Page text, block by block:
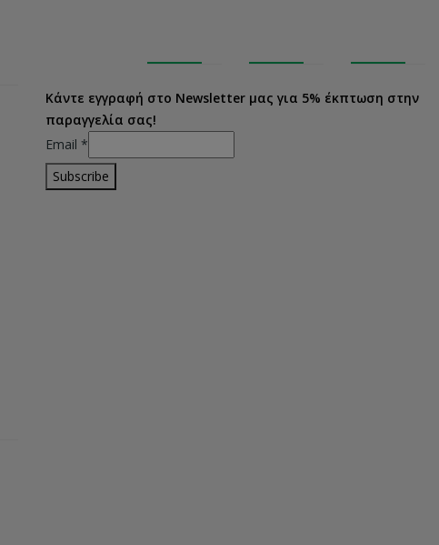
Κάντε εγγραφή στο Newsletter μας για 5% έκπτωση στην
παραγγελία σας!
Email *